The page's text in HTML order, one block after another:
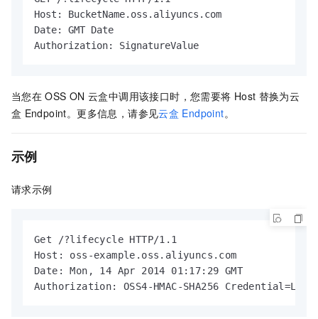
Host: BucketName.oss.aliyuncs.com
Date: GMT Date
Authorization: SignatureValue
当您在 OSS ON 云盒中调用该接口时，您需要将 Host 替换为云
盒 Endpoint。更多信息，请参见云盒 Endpoint。
示例
请求示例
Get /?lifecycle HTTP/1.1
Host: oss-example.oss.aliyuncs.com
Date: Mon, 14 Apr 2014 01:17:29 GMT
Authorization: OSS4-HMAC-SHA256